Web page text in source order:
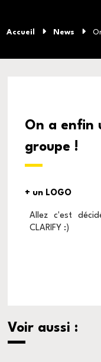
Accueil News
On a enfin
groupe !
+ un LOGO
Allez c'est
CLARIFY :)
Voir aussi :